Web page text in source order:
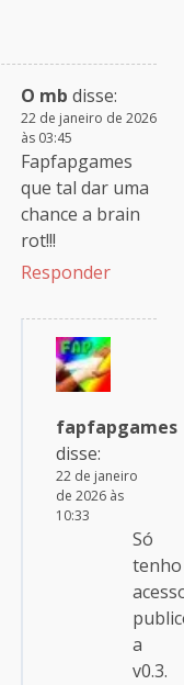
O mb disse:
22 de janeiro de 2026
às 03:45
Fapfapgames
que tal dar uma
chance a brain
rot!!!
Responder
fapfapgames
disse:
22 de janeiro
de 2026 às
10:33
Só
tenho
a
v0.3.